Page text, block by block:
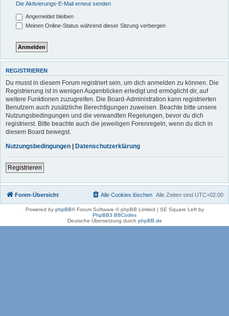
Die Aktivierungs-E-Mail erneut senden
Angemeldet bleiben
Meinen Online-Status während dieser Sitzung verbergen
REGISTRIEREN
Du musst in diesem Forum registriert sein, um dich anmelden zu können. Die
Registrierung ist in wenigen Augenblicken erledigt und ermöglicht dir, auf
weitere Funktionen zuzugreifen. Die Board-Administration kann registrierten
Benutzern auch zusätzliche Berechtigungen zuweisen. Beachte bitte unsere
Nutzungsbedingungen und die verwandten Regelungen, bevor du dich
registrierst. Bitte beachte auch die jeweiligen Forenregeln, wenn du dich in
diesem Board bewegst.
Nutzungsbedingungen | Datenschutzerklärung
Registrieren
Foren-Übersicht Alle Zeiten sind UTC+02:00
Alle Cookies löschen
Powered by phpBB® Forum Software © phpBB Limited | SE Square Left by
PhpBB3 BBCodes
Deutsche Übersetzung durch phpBB.de